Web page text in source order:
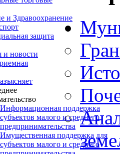
и Здравоохранение
защита
и новости
Информационная поддержка
субъектов малого и среднего
предпринимательства
Имущественная поддержка для
субъектов малого и среднего